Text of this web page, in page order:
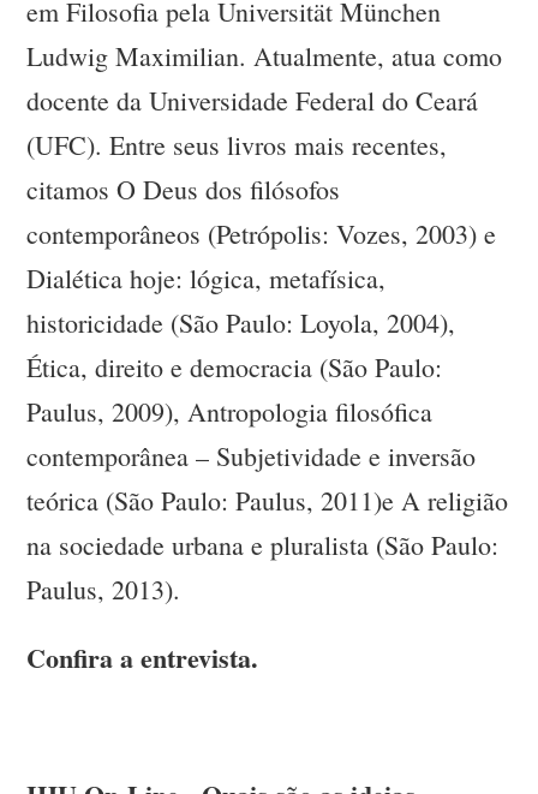
em Filosofia pela Universität München
Ludwig Maximilian. Atualmente, atua como
docente da Universidade Federal do Ceará
(UFC). Entre seus livros mais recentes,
citamos O Deus dos filósofos
contemporâneos (Petrópolis: Vozes, 2003) e
Dialética hoje: lógica, metafísica,
historicidade (São Paulo: Loyola, 2004),
Ética, direito e democracia (São Paulo:
Paulus, 2009), Antropologia filosófica
contemporânea – Subjetividade e inversão
teórica (São Paulo: Paulus, 2011)e A religião
na sociedade urbana e pluralista (São Paulo:
Paulus, 2013).
Confira a entrevista.